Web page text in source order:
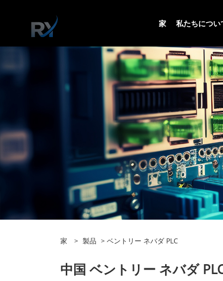
家 私たちについ
家 > 製品 > ベントリー ネバダ PLC
中国 ベントリー ネバダ